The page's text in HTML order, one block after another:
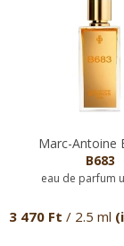
Marc-Antoine
B683
eau de parfum
3 470 Ft / 2.5 ml